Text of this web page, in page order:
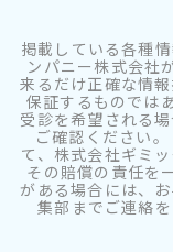
掲載している各種
ンパニー株式会社
来るだけ正確な情
保証するものでは
受診を希望される
ご確認ください
て、株式会社ギミ
その賠償の責任を
がある場合には、
集部までご連絡